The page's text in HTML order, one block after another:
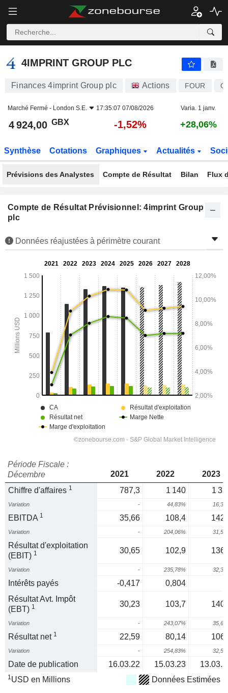
4IMPRINT GROUP PLC
4IMPRINT GROUP PLC
Finances 4imprint Group plc Actions FOUR
Marché Fermé - London S.E. 17:35:07 07/08/2026 Varia. 1 janv.
4 924,00 GBX -1,52% +28,06%
Synthèse Cotations Graphiques Actualités
Prévisions des Analystes Compte de Résultat Bilan Flux
Compte de Résultat Prévisionnel: 4imprint Group
plc
Données réajustées à périmètre courant
Période Fiscale :
Décembre
2021 2022
2023
Chiffre d'affaires 1 787,3 1 140 1
Variation - 44,83%
EBITDA 1 35,66 108,4
Variation - 204,06%
Résultat d'exploitation
(EBIT) 1 30,65 102,9
Variation - 235,78%
Intérêts payés -0,417
0,804
Résultat Avt. Impôt
(EBT) 1 30,23 103,7
Variation - 243,07%
Résultat net 1 22,59 80,14
Variation - 254,83%
Date de publication 16.03.22 15.03.23
1USD en Millions Données Estimées